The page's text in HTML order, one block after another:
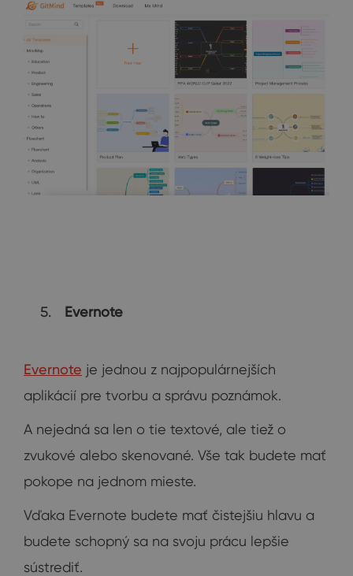
Evernote
Evernote je jednou z najpopulárnejších
aplikácií pre tvorbu a správu poznámok.
A nejedná sa len o tie textové, ale tiež o
zvukové alebo skenované. Vše tak budete mať
pokope na jednom mieste.
Vďaka Evernote budete mať čistejšiu hlavu a
budete schopný sa na svoju prácu lepšie
sústrediť.